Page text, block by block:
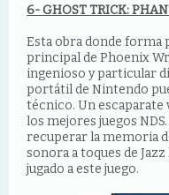
6- GHOST TRICK:
Esta obra donde forma
principal de Phoenix
ingenioso y particular
portátil de Nintendo
técnico. Un escaparate
los mejores juegos
recuperar la memoria
sonora a toques de
jugado a este juego.